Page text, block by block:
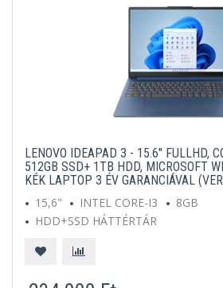
LENOVO IDEAPAD 3 - 15.6" FULLHD,
512GB SSD+ 1TB HDD, MICROSOFT
KÉK LAPTOP 3 ÉV GARANCIÁVAL
15,6"
INTEL CORE-I3
8GB
HDD+SSD HÁTTÉRTÁR